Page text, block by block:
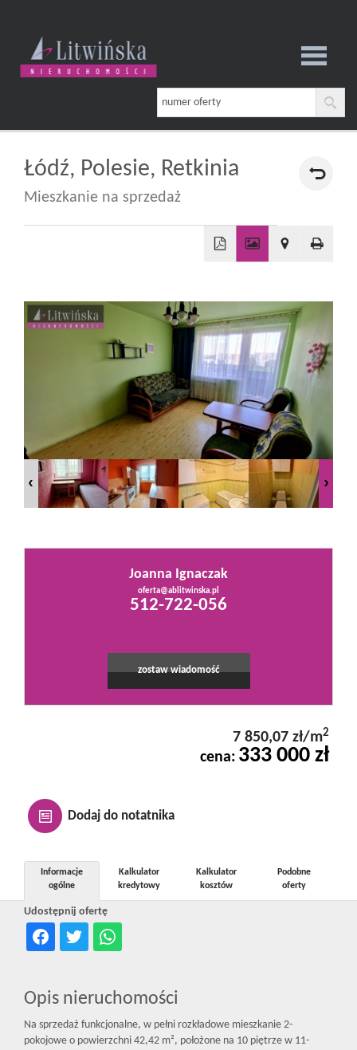
Strona
główna
Oferta
Mieszkania
Domy
Działki
Kontakt
dla
Łódź, Polesie, Retkinia
Mieszkanie na sprzedaż
−
Joanna Ignaczak
oferta@ablitwinska.pl
512-722-056
zostaw wiadomość
7 850,07 zł/m2
cena: 333 000 zł
Dodaj do notatnika
Udostępnij ofertę
Informacje
ogólne
Kalkulator
kredytowy
Kalkulator
kosztów
Podobne
oferty
Opis nieruchomości
Na sprzedaż funkcjonalne, w pełni rozkładowe mieszkanie 2-
pokojowe o powierzchni 42,42 m², położone na 10 piętrze w 11-